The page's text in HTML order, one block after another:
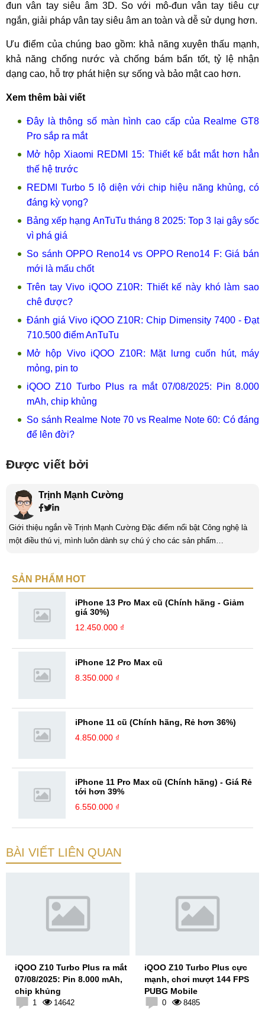
đun vân tay siêu âm 3D. So với mô-đun vân tay tiêu cự
ngắn, giải pháp vân tay siêu âm an toàn và dễ sử dụng hơn.
Ưu điểm của chúng bao gồm: khả năng xuyên thấu mạnh,
khả năng chống nước và chống bám bẩn tốt, tỷ lệ nhận
dạng cao, hỗ trợ phát hiện sự sống và bảo mật cao hơn.
Xem thêm bài viết
Đây là thông số màn hình cao cấp của Realme GT8
Pro sắp ra mắt
Mở hộp Xiaomi REDMI 15: Thiết kế bắt mắt hơn hẳn
thế hệ trước
REDMI Turbo 5 lộ diện với chip hiệu năng khủng, có
đáng kỳ vọng?
Bảng xếp hạng AnTuTu tháng 8 2025: Top 3 lại gây sốc
vì phá giá
So sánh OPPO Reno14 vs OPPO Reno14 F: Giá bán
mới là mấu chốt
Trên tay Vivo iQOO Z10R: Thiết kế này khó làm sao
chê được?
Đánh giá Vivo iQOO Z10R: Chip Dimensity 7400 - Đạt
710.500 điểm AnTuTu
Mở hộp Vivo iQOO Z10R: Mặt lưng cuốn hút, máy
mỏng, pin to
iQOO Z10 Turbo Plus ra mắt 07/08/2025: Pin 8.000
mAh, chip khủng
So sánh Realme Note 70 vs Realme Note 60: Có đáng
để lên đời?
Được viết bởi
Trịnh Mạnh Cường
Giới thiệu ngắn về Trịnh Mạnh Cường Đặc điểm nổi bật Công nghệ là
một điều thú vị, mình luôn dành sự chú ý cho các sản phẩm
hiểu biết mới mẻ và thú vị. Tinh thần tự giác và sự chuyên nghiệp là
SẢN PHẨM HOT
iPhone 13 Pro Max cũ (Chính hãng - Giảm
giá 30%)
12.450.000 ₫
iPhone 12 Pro Max cũ
8.350.000 ₫
iPhone 11 cũ (Chính hãng, Rẻ hơn 36%)
4.850.000 ₫
iPhone 11 Pro Max cũ (Chính hãng) - Giá Rẻ
tới hơn 39%
6.550.000 ₫
BÀI VIẾT LIÊN QUAN
iQOO Z10 Turbo Plus ra mắt
07/08/2025: Pin 8.000 mAh,
chip khủng
1 14642
iQOO Z10 Turbo Plus cực
mạnh, chơi mượt 144 FPS
PUBG Mobile
0 8485